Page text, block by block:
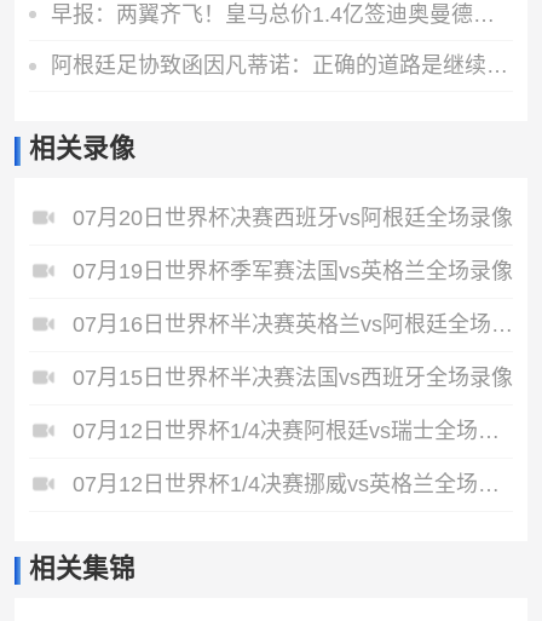
早报：两翼齐飞！皇马总价1.4亿签迪奥曼德，续约维尼修斯至2032
阿根廷足协致函因凡蒂诺：正确的道路是继续在您的领导下开展工作
相关录像
07月20日世界杯决赛西班牙vs阿根廷全场录像
07月19日世界杯季军赛法国vs英格兰全场录像
07月16日世界杯半决赛英格兰vs阿根廷全场录像
07月15日世界杯半决赛法国vs西班牙全场录像
07月12日世界杯1/4决赛阿根廷vs瑞士全场录像
07月12日世界杯1/4决赛挪威vs英格兰全场录像
相关集锦